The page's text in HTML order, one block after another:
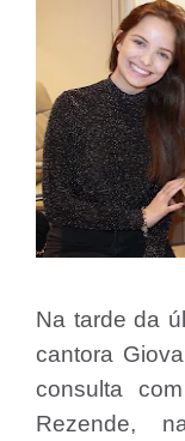
Na tarde da
cantora
consulta
Rezende,